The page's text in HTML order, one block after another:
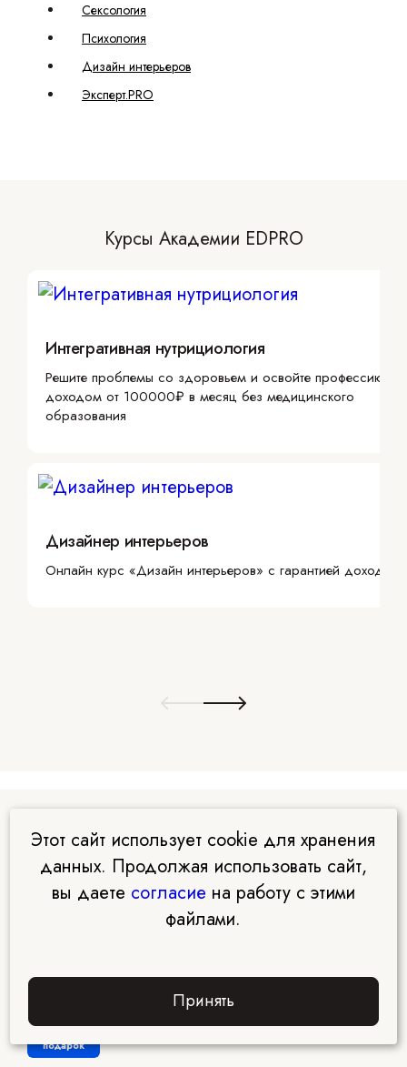
подарок
Сексология
Психология
Дизайн интерьеров
Эксперт.PRO
Курсы Академии EDPRO
Интегративная нутрициология
Решите проблемы со здоровьем и освойте профессию с
доходом от 100000₽ в месяц без медицинского
образования
Дизайнер интерьеров
Онлайн курс «Дизайн интерьеров» с гарантией дохода
Читать ещё
Гормоны, или кто дирижирует оркестром
Этот сайт использует cookie для хранения
данных. Продолжая использовать сайт,
вы даете согласие на работу с этими
файлами.
Принять